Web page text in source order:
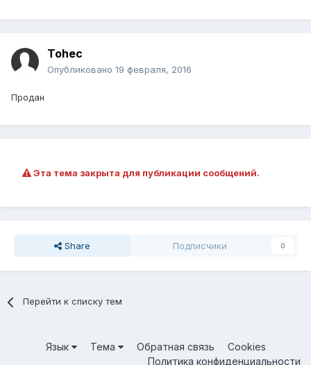
Tohec
Опубликовано 19 февраля, 2016
Продан
Эта тема закрыта для публикации сообщений.
Share Подписчики 0
Перейти к списку тем
Язык Тема Обратная связь
Cookies
Политика конфиденциальности